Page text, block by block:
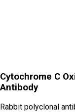
Cytochrome C
Antibody
Rabbit polyclonal